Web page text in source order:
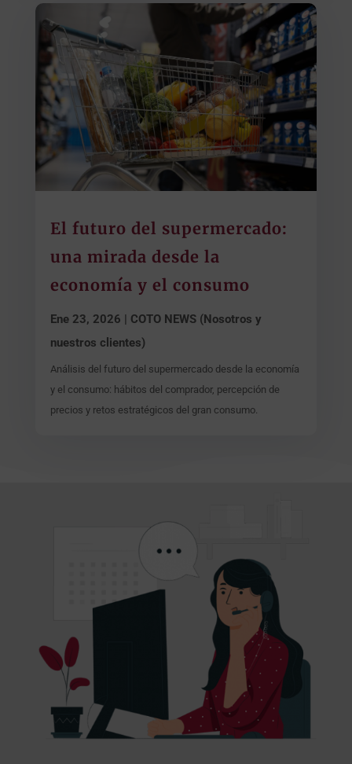
El futuro del supermercado:
una mirada desde la
economía y el consumo
Ene 23, 2026
COTO NEWS (Nosotros y
nuestros clientes)
Análisis del futuro del supermercado desde la economía
y el consumo: hábitos del comprador, percepción de
precios y retos estratégicos del gran consumo.